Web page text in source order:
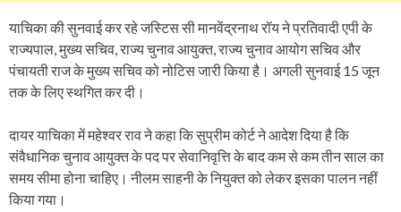
याचिका की सुनवाई कर रहे जस्टिस सी मानवेंद्रनाथ रॉय ने प्रतिवादी एपी के
राज्यपाल, मुख्य सचिव, राज्य चुनाव आयुक्त, राज्य चुनाव आयोग सचिव और
पंचायती राज के मुख्य सचिव को नोटिस जारी किया है। अगली सुनवाई 15 जून
तक के लिए स्थगित कर दी।
दायर याचिका में महेश्वर राव ने कहा कि सुप्रीम कोर्ट ने आदेश दिया है कि
संवैधानिक चुनाव आयुक्त के पद पर सेवानिवृत्ति के बाद कम से कम तीन साल का
समय सीमा होना चाहिए। नीलम साहनी के नियुक्त को लेकर इसका पालन नहीं
किया गया।